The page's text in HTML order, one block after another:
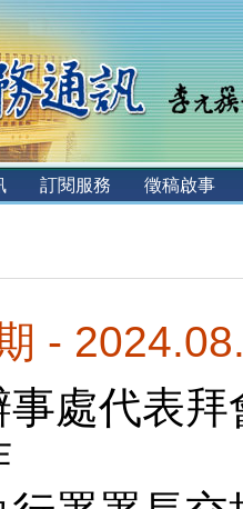
訂閱服務
徵稿啟事
-
事處代表